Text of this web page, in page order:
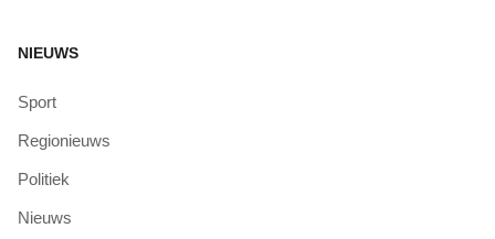
NIEUWS
Sport
Regionieuws
Politiek
Nieuws